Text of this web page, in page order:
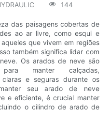
144
das paisagens cobertas de
ao ar livre, como esqui e
que vivem em regiões
também significa lidar com
Os arados de neve são
para manter calçadas,
claras e seguras durante os
seu arado de neve
e eficiente, é crucial manter
o cilindro de arado de